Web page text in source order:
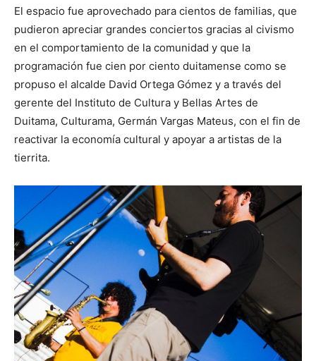
El espacio fue aprovechado para cientos de familias, que
pudieron apreciar grandes conciertos gracias al civismo
en el comportamiento de la comunidad y que la
programación fue cien por ciento duitamense como se
propuso el alcalde David Ortega Gómez y a través del
gerente del Instituto de Cultura y Bellas Artes de
Duitama, Culturama, Germán Vargas Mateus, con el fin de
reactivar la economía cultural y apoyar a artistas de la
tierrita.